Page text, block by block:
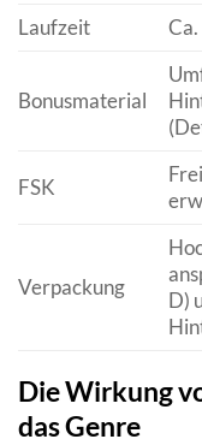
Laufzeit
Bonusmaterial
FSK
Verpackung
D)
Die Wirkung
das Genre